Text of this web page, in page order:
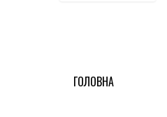
ГОЛОВНА